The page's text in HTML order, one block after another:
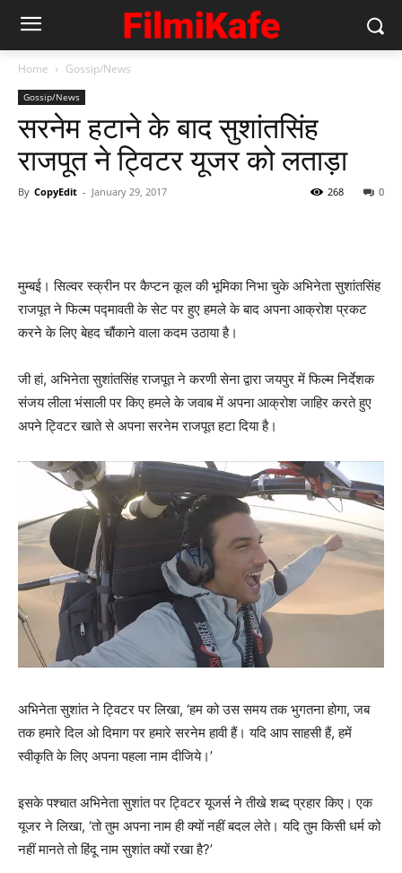
Home Gossip/News
Gossip/News
सरनेम हटाने के बाद सुशांतसिंह
राजपूत ने ट्विटर यूजर को लताड़ा
By CopyEdit - January 29, 2017 0
268
मुम्‍बई। सिल्‍वर स्‍क्रीन पर कैप्‍टन कूल की भूमिका निभा चुके अभिनेता सुशांतसिंह
राजपूत ने फिल्‍म पद्मावती के सेट पर हुए हमले के बाद अपना आक्रोश प्रकट
करने के लिए बेहद चौंकाने वाला कदम उठाया है।
जी हां, अभिनेता सुशांतसिंह राजपूत ने करणी सेना द्वारा जयपुर में फिल्‍म निर्देशक
संजय लीला भंसाली पर किए हमले के जवाब में अपना आक्रोश जाहिर करते हुए
अपने ट्विटर खाते से अपना सरनेम राजपूत हटा दिया है।
अभिनेता सुशांत ने ट्विटर पर लिखा, ‘हम को उस समय तक भुगतना होगा, जब
तक हमारे दिल ओ दिमाग पर हमारे सरनेम हावी हैं। यदि आप साहसी हैं, हमें
स्‍वीकृति के लिए अपना पहला नाम दीजिये।’
इसके पश्‍चात अभिनेता सुशांत पर ट्विटर यूजर्स ने तीखे शब्‍द प्रहार किए। एक
यूजर ने लिखा, ‘तो तुम अपना नाम ही क्‍यों नहीं बदल लेते। यदि तुम किसी धर्म को
नहीं मानते तो हिंदू नाम सुशांत क्‍यों रखा है?’